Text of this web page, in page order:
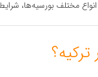
مختلف بورسیه‌ها،